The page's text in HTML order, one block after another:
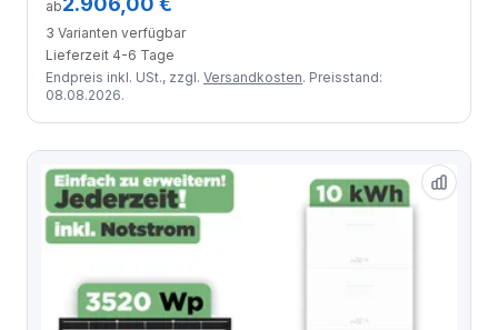
ab
3 Varianten verfügbar
Lieferzeit 4-6 Tage
Endpreis inkl. USt., zzgl. Versandkosten. Preisstand:
08.08.2026.